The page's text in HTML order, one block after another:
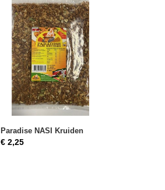
Paradise NASI Kruiden
€ 2,25